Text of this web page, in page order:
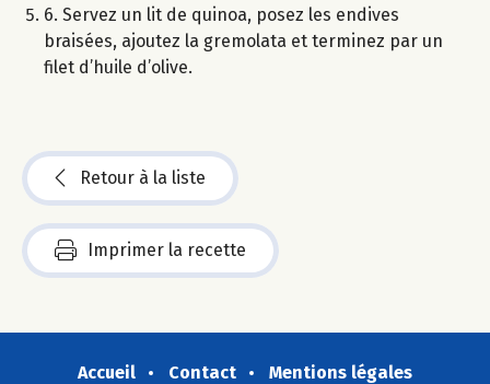
6. Servez un lit de quinoa, posez les endives
braisées, ajoutez la gremolata et terminez par un
filet d’huile d’olive.
Retour à la liste
Imprimer la recette
Accueil Contact
Mentions légales